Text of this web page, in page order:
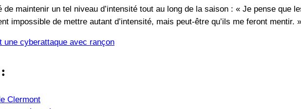
maintenir un tel niveau d’intensité tout au long de la saison : « Je pense que
impossible de mettre autant d’intensité, mais peut-être qu’ils me feront mentir. »
une cyberattaque avec rançon
Clermont